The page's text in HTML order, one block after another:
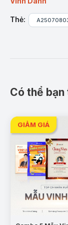
chuyên
Tông
Ứng
buổi
Trình
chuyên
nhân.
Đăng tải
thông
lan tỏa
In treo
Thẻ:
Có thể